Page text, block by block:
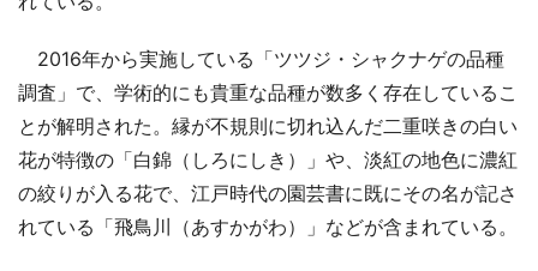
2016年から実施している「ツツジ・シャクナゲの品種
調査」で、学術的にも貴重な品種が数多く存在しているこ
とが解明された。縁が不規則に切れ込んだ二重咲きの白い
花が特徴の「白錦（しろにしき）」や、淡紅の地色に濃紅
の絞りが入る花で、江戸時代の園芸書に既にその名が記さ
れている「飛鳥川（あすかがわ）」などが含まれている。